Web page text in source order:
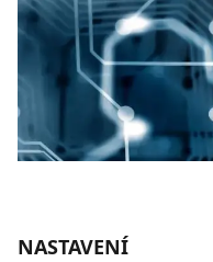
NASTAVENÍ